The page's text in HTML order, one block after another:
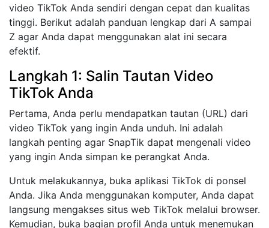
video TikTok Anda sendiri dengan cepat dan kualitas
tinggi. Berikut adalah panduan lengkap dari A sampai
Z agar Anda dapat menggunakan alat ini secara
efektif.
Langkah 1: Salin Tautan Video
TikTok Anda
Pertama, Anda perlu mendapatkan tautan (URL) dari
video TikTok yang ingin Anda unduh. Ini adalah
langkah penting agar SnapTik dapat mengenali video
yang ingin Anda simpan ke perangkat Anda.
Untuk melakukannya, buka aplikasi TikTok di ponsel
Anda. Jika Anda menggunakan komputer, Anda dapat
langsung mengakses situs web TikTok melalui browser.
Kemudian, buka bagian profil Anda untuk menemukan